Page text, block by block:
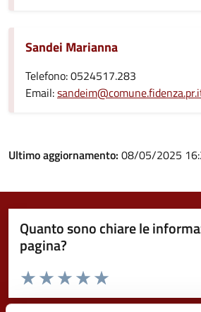
Sandei Marianna
Telefono: 0524517.283
Email:
Ultimo aggiornamento: 08/05/2025
Quanto sono chiare le
pagina?
Valuta da 1 a 5 stelle la pagina
Valuta 5 stelle su 5
Valuta 4 stelle su 5
Valuta 3 stelle su 5
Valuta 2 stelle su 5
Valuta 1 stelle su 5